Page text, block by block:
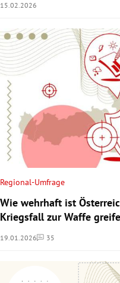
15.02.2026
Regional-Umfrage
Wie wehrhaft ist
Kriegsfall zur Waffe
19.01.2026 35
Kommentare